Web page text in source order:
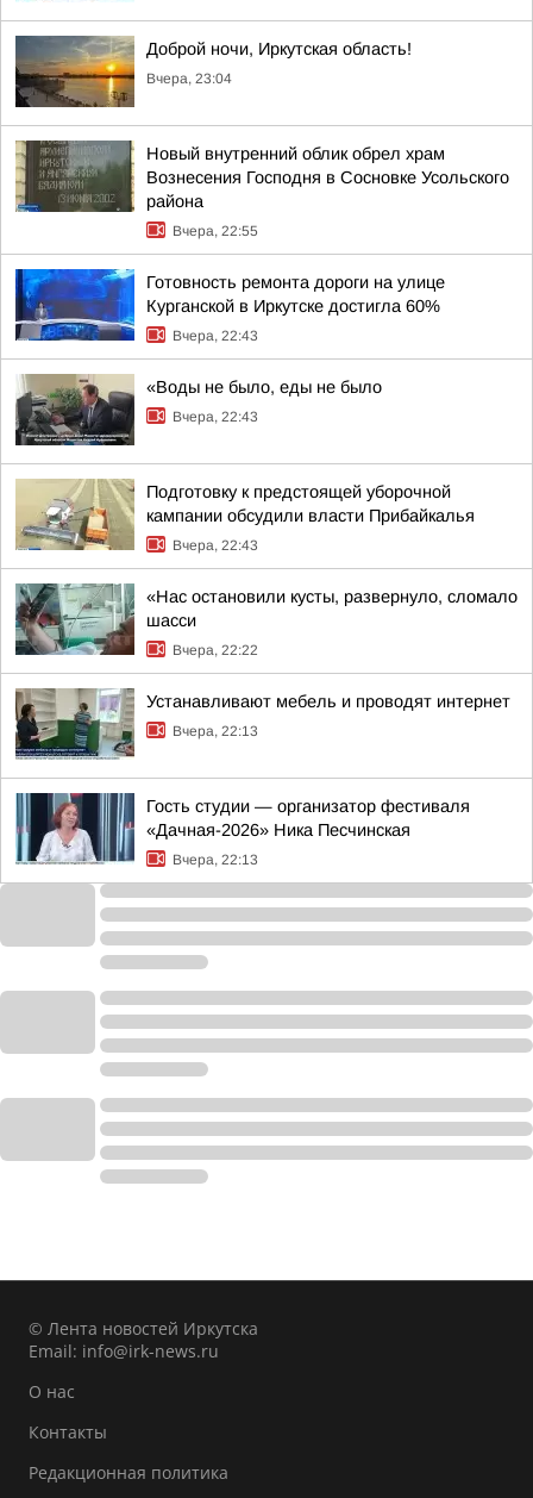
Доброй ночи, Иркутская область!
Вчера, 23:04
Новый внутренний облик обрел храм
Вознесения Господня в Сосновке Усольского
района
Вчера, 22:55
Готовность ремонта дороги на улице
Курганской в Иркутске достигла 60%
Вчера, 22:43
«Воды не было, еды не было
Вчера, 22:43
Подготовку к предстоящей уборочной
кампании обсудили власти Прибайкалья
Вчера, 22:43
«Нас остановили кусты, развернуло, сломало
шасси
Вчера, 22:22
Устанавливают мебель и проводят интернет
Вчера, 22:13
Гость студии — организатор фестиваля
«Дачная-2026» Ника Песчинская
Вчера, 22:13
© Лента новостей Иркутска
Email: info@irk-news.ru
О нас
Контакты
Редакционная политика